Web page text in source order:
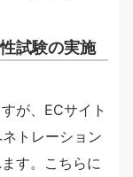
試験の実施
が、ECサイト
トレーション
す。こちらに